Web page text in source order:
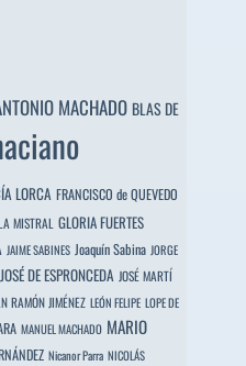
MACHADO BLAS DE
LORCA FRANCISCO de QUEVEDO
MISTRAL GLORIA FUERTES
JAIME SABINES Joaquín Sabina JORGE
JOSÉ DE ESPRONCEDA JOSÉ MARTÍ
RAMÓN JIMÉNEZ LEÓN FELIPE LOPE DE
MANUEL MACHADO MARIO
Nicanor Parra NICOLÁS